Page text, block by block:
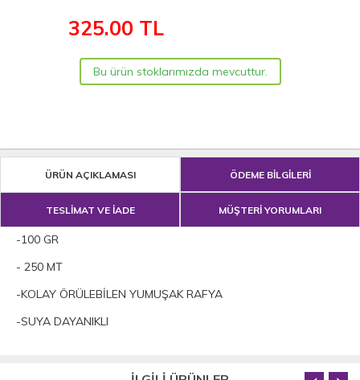
325.00 TL
Bu ürün stoklarımızda mevcuttur.
ÜRÜN AÇIKLAMASI ÖDEME BİLGİLERİ
TESLİMAT VE İADE MÜŞTERİ YORUMLARI
-100 GR
- 250 MT
-KOLAY ÖRÜLEBİLEN YUMUŞAK RAFYA
-SUYA DAYANIKLI